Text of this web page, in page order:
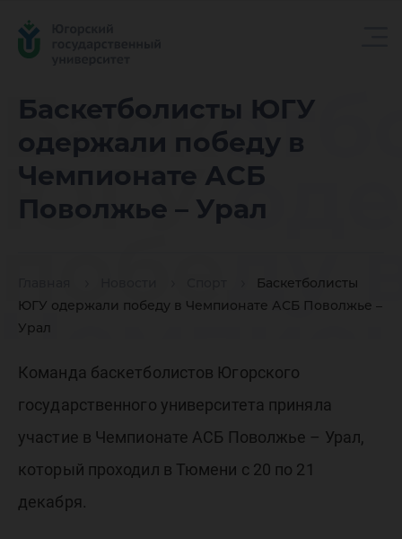
Баскетболисты ЮГУ
одержали победу в
Чемпионате АСБ
Поволжье – Урал
Баскетболисты
ЮГУ одержали победу в Чемпионате АСБ Поволжье –
Урал
ЮГУ
победу
АСБ
– Урал
Команда баскетболистов Югорского
государственного университета приняла
участие в Чемпионате АСБ Поволжье – Урал,
который проходил в Тюмени с 20 по 21
декабря.